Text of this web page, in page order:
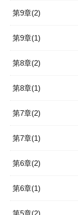
第9章(2)
第9章(1)
第8章(2)
第8章(1)
第7章(2)
第7章(1)
第6章(2)
第6章(1)
第5章(2)